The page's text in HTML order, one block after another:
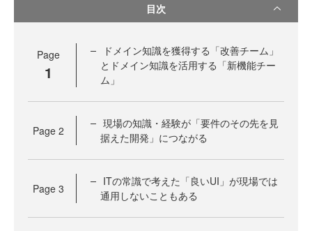
目次
Page
1
ドメイン知識を獲得する「改善チーム」
とドメイン知識を活用する「新機能チー
ム」
Page 2
現場の知識・経験が「要件のその先を見
据えた開発」につながる
Page 3
ITの常識で考えた「良いUI」が現場では
通用しないこともある